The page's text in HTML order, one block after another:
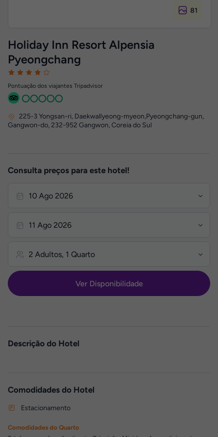
81
Holiday Inn Resort Alpensia
Pyeongchang
Pontuação dos viajantes Tripadvisor
225-3 Yongsan-ri, Daekwallyeong-myeon,Pyeongchang-gun,
Gangwon-do, 232-952 Gangwon, Coreia do Sul
Consulta preços para este hotel!
Ver Disponibilidade
Descrição do Hotel
Comodidades do Hotel
Estacionamento
Comodidades do Quarto